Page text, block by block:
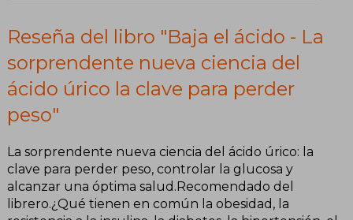
Reseña del libro "Baja el ácido - La
sorprendente nueva ciencia del
ácido úrico la clave para perder
peso"
La sorprendente nueva ciencia del ácido úrico: la
clave para perder peso, controlar la glucosa y
alcanzar una óptima salud.Recomendado del
librero.¿Qué tienen en común la obesidad, la